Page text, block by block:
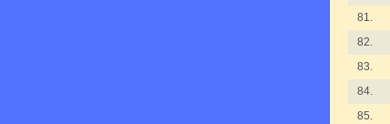
81.
82.
83.
84.
85.